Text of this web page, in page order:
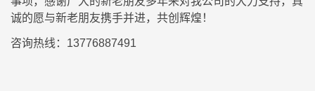
诚的愿与新老朋友携手并进，共创辉煌！
咨询热线：13776887491